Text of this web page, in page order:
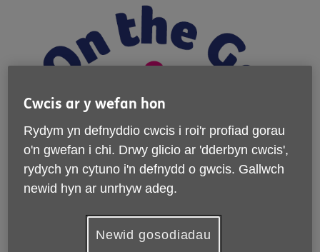
Cwcis ar y wefan hon
Rydym yn defnyddio cwcis i roi'r profiad gorau
o'n gwefan i chi. Drwy glicio ar 'dderbyn cwcis',
rydych yn cytuno i'n defnydd o gwcis. Gallwch
newid hyn ar unrhyw adeg.
Newid gosodiadau